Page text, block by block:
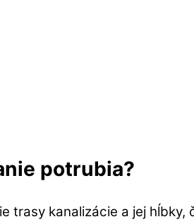
potrubia?
trasy kanalizácie a jej hĺbky,